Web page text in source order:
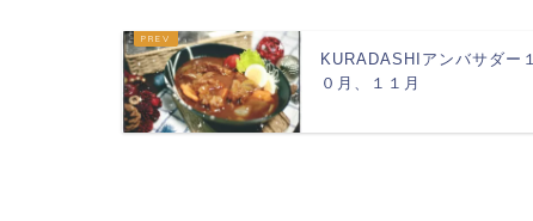
KURADASHIアンバサダー１
０月、１１月